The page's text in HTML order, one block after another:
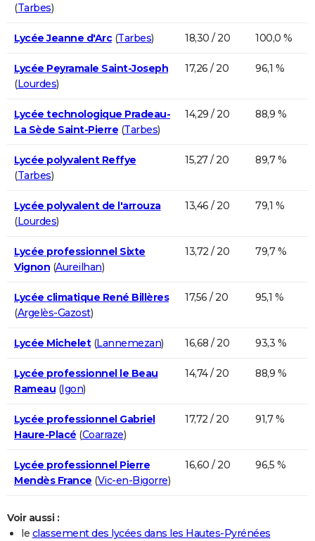
(Tarbes)
Lycée Jeanne d'Arc(Tarbes) 18,30 / 20 100,0 %
Lycée Peyramale Saint-Joseph
(Lourdes)
17,26 / 20 96,1 %
Lycée technologique Pradeau-
La Sède Saint-Pierre (Tarbes)
14,29 / 20 88,9 %
Lycée polyvalent Reffye
(Tarbes)
15,27 / 20 89,7 %
Lycée polyvalent de l'arrouza
(Lourdes)
13,46 / 20 79,1 %
Lycée professionnel Sixte
Vignon (Aureilhan)
13,72 / 20 79,7 %
Lycée climatique René Billères
(Argelès-Gazost)
17,56 / 20 95,1 %
Lycée Michelet(Lannemezan) 16,68 / 20 93,3 %
Lycée professionnel le Beau
Rameau (Igon)
14,74 / 20 88,9 %
Lycée professionnel Gabriel
Haure-Placé (Coarraze)
17,72 / 20 91,7 %
Lycée professionnel Pierre
Mendès France (Vic-en-Bigorre)
16,60 / 20 96,5 %
Voir aussi :
le classement des lycées dans les Hautes-Pyrénées